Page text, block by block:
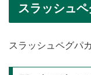
スラッシュ
スラッシュペグパ